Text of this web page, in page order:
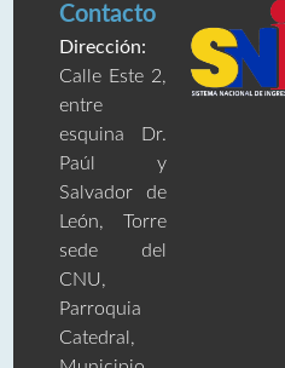
Contacto
Dirección:
Calle Este 2,
entre
esquina Dr.
Paúl y
Salvador de
León, Torre
sede del
CNU,
Parroquia
Catedral,